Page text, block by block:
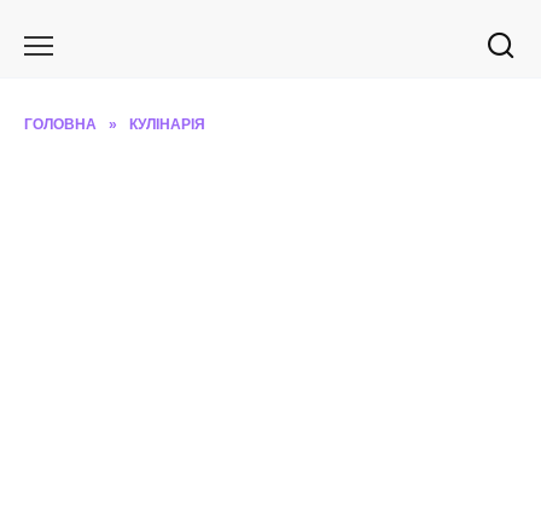
ГОЛОВНА » КУЛІНАРІЯ